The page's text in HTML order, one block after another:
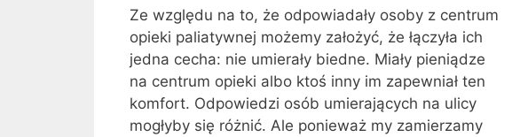
Ze względu na to, że odpowiadały osoby z centrum
opieki paliatywnej możemy założyć, że łączyła ich
jedna cecha: nie umierały biedne. Miały pieniądze
na centrum opieki albo ktoś inny im zapewniał ten
komfort. Odpowiedzi osób umierających na ulicy
mogłyby się różnić. Ale ponieważ my zamierzamy